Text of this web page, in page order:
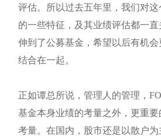
评估。所以过去五年里，我们对这
的一些特征，及其业绩评估都一
伸到了公募基金，希望以后有机
结合在一起。
正如谭总所说，管理人的管理，
基金本身业绩的考量之外，更重
考量。在国内，股市还是以散户